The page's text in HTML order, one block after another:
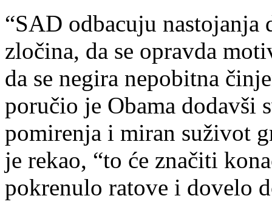
“SAD odbacuju
zločina, da se opravda
da se negira nepobitna
poručio je Obama dodavši
pomirenja i miran suživot
je rekao, “to će značiti
pokrenulo ratove i dovelo